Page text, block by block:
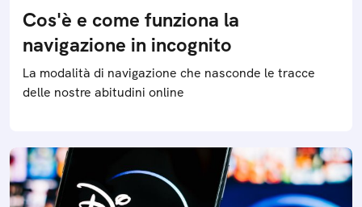
Cos'è e come funziona la
navigazione in incognito
La modalità di navigazione che nasconde le tracce
delle nostre abitudini online